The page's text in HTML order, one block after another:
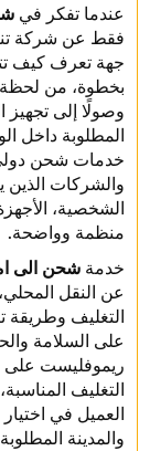
عندما تفكر في
فقط عن شركة
جهة تعرف كيف
بخطوة، من لحظة
وصولًا إلى تجهيز
المطلوبة داخل
خدمات شحن دولي
والشركات الذين
الشخصية،
منظمة وواضحة.
خدمة شحن الى
عن النقل
التغليف وطريقة
على السلامة
ريموفليست على
التغليف
العميل في
والمدينة